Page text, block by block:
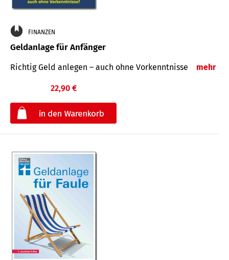
FINANZEN
Geldanlage für Anfänger
Richtig Geld anlegen – auch ohne Vorkenntnisse mehr
22,90 €